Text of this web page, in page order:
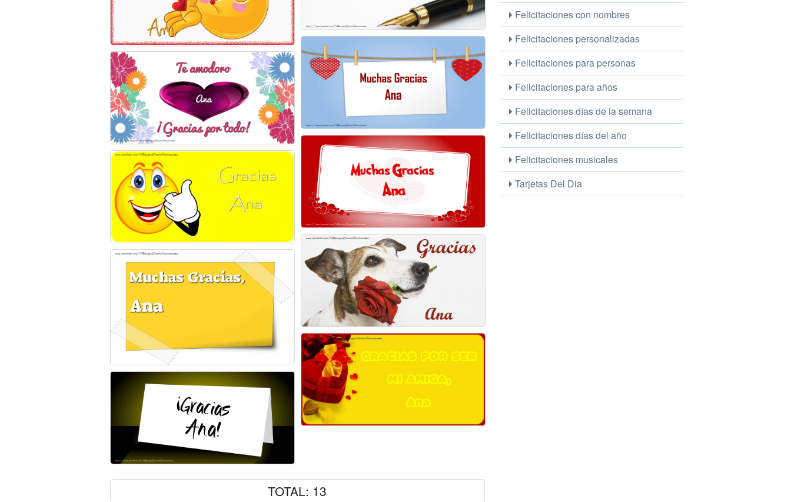
TOTAL: 13
Felicitaciones con nombres
Felicitaciones personalizadas
Felicitaciones para personas
Felicitaciones para años
Felicitaciones días de la semana
Felicitaciones días del año
Felicitaciones musicales
Tarjetas Del Dia